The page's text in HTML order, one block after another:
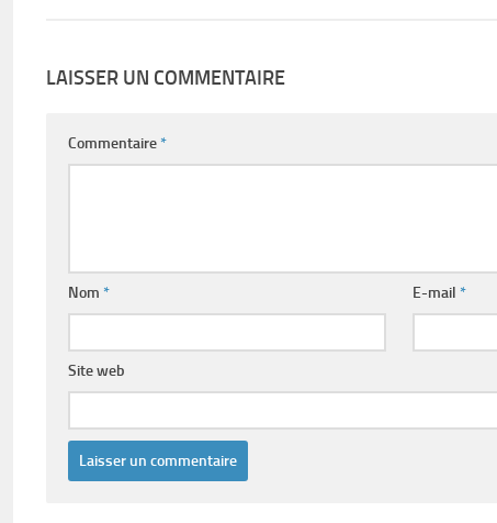
LAISSER UN COMMENTAIRE
Commentaire*
Nom * E-mail*
Site web